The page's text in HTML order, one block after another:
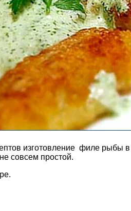
изготовление филе рыбы в
совсем простой.